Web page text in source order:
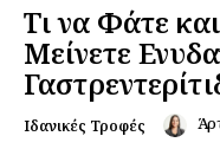
Τι να Φάτε
Μείνετε
Ιδανικές Τροφές